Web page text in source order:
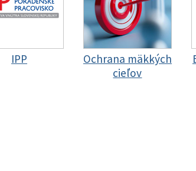
IPP
Ochrana mäkkých
cieľov